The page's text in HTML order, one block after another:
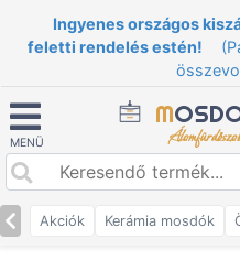
Ingyenes országos
feletti rendelés estén!
MENÜ
M
Akciók Kerámia mosdók